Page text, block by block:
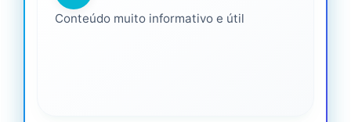
Conteúdo muito informativo e útil